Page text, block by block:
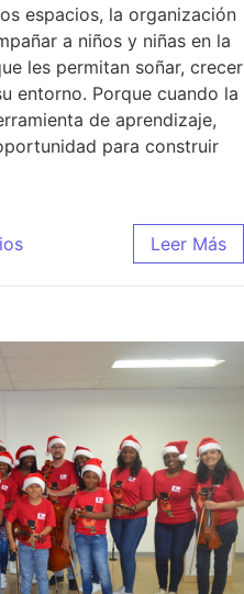
espacios, la organización
a niños y niñas en la
les permitan soñar, crecer
entorno. Porque cuando la
de aprendizaje,
para construir
Leer Más